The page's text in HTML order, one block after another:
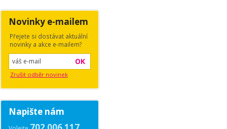
Novinky e-mailem
Přejete si dostávat aktuální
novinky a akce e-mailem?
OK
Zrušit odběr novinek
Napište nám